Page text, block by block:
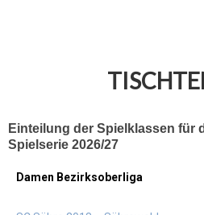
Einteilung der Spielklassen für
Spielserie 2026/27
Damen Bezirksoberliga